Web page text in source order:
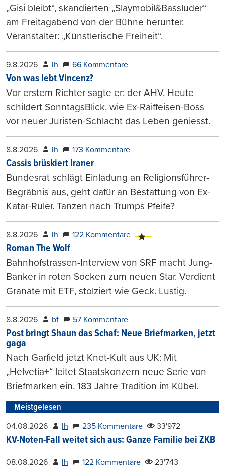
„Gisi bleibt“, skandierten „Slaymobil&Bassluder“
am Freitagabend von der Bühne herunter.
Veranstalter: „Künstlerische Freiheit“.
9.8.2026 lh 66 Kommentare
Von was lebt Vincenz?
Vor erstem Richter sagte er: der AHV. Heute
schildert SonntagsBlick, wie Ex-Raiffeisen-Boss
vor neuer Juristen-Schlacht das Leben geniesst.
8.8.2026 lh 173 Kommentare
Cassis brüskiert Iraner
Bundesrat schlägt Einladung an Religionsführer-
Begräbnis aus, geht dafür an Bestattung von Ex-
Katar-Ruler. Tanzen nach Trumps Pfeife?
8.8.2026 lh 122 Kommentare
Roman The Wolf
Bahnhofstrassen-Interview von SRF macht Jung-
Banker in roten Socken zum neuen Star. Verdient
Granate mit ETF, stolziert wie Geck. Lustig.
8.8.2026 bf 57 Kommentare
Post bringt Shaun das Schaf: Neue Briefmarken, jetzt
gaga
Nach Garfield jetzt Knet-Kult aus UK: Mit
„Helvetia+“ leitet Staatskonzern neue Serie von
Briefmarken ein. 183 Jahre Tradition im Kübel.
Meistgelesen
04.08.2026 lh 235 Kommentare 33'972
KV-Noten-Fall weitet sich aus: Ganze Familie bei ZKB
08.08.2026 lh 122 Kommentare 23'743